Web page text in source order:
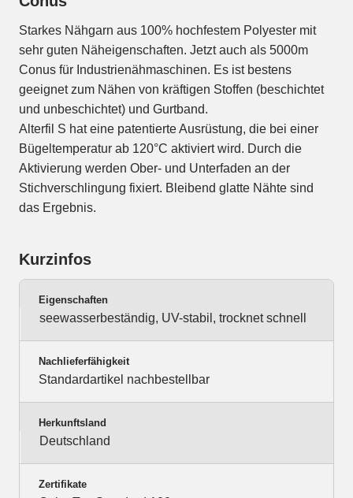
Starkes Nähgarn aus 100% hochfestem Polyester mit
sehr guten Näheigenschaften. Jetzt auch als 5000m
Conus für Industrienähmaschinen. Es ist bestens
geeignet zum Nähen von kräftigen Stoffen (beschichtet
und unbeschichtet) und Gurtband.
Alterfil S hat eine patentierte Ausrüstung, die bei einer
Bügeltemperatur ab 120°C aktiviert wird. Durch die
Aktivierung werden Ober- und Unterfaden an der
Stichverschlingung fixiert. Bleibend glatte Nähte sind
das Ergebnis.
Kurzinfos
Eigenschaften
seewasserbeständig, UV-stabil, trocknet schnell
Nachlieferfähigkeit
Standardartikel nachbestellbar
Herkunftsland
Deutschland
Zertifikate